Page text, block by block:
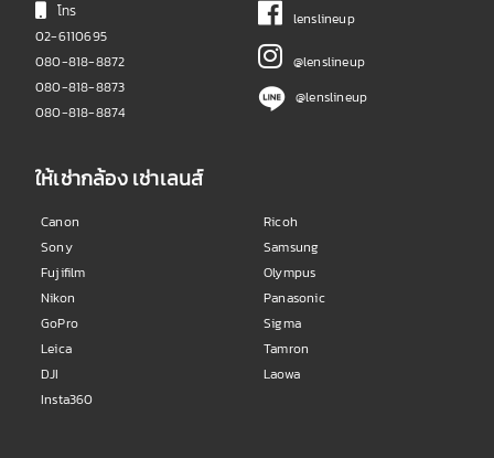
โทร
02-6110695
080-818-8872
080-818-8873
080-818-8874
lenslineup
@lenslineup
@lenslineup
ให้เช่ากล้อง เช่าเลนส์
Canon
Sony
Fujifilm
Nikon
GoPro
Leica
DJI
Insta360
Ricoh
Samsung
Olympus
Panasonic
Sigma
Tamron
Laowa